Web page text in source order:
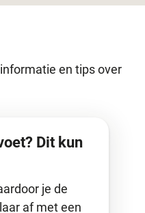
en tips over
Dit kun
je de
af met een